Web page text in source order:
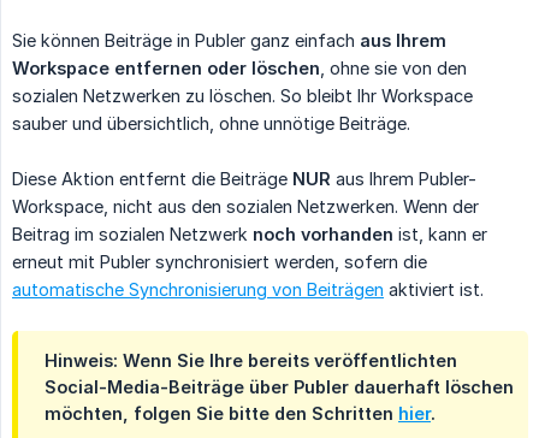
Sie können Beiträge in Publer ganz einfach aus Ihrem
Workspace entfernen oder löschen , ohne sie von den
sozialen Netzwerken zu löschen. So bleibt Ihr Workspace
sauber und übersichtlich, ohne unnötige Beiträge.
Diese Aktion entfernt die Beiträge NUR aus Ihrem Publer-
Workspace, nicht aus den sozialen Netzwerken. Wenn der
Beitrag im sozialen Netzwerk noch vorhanden ist, kann er
erneut mit Publer synchronisiert werden, sofern die
automatische Synchronisierung von Beiträgen aktiviert ist.
Hinweis: Wenn Sie Ihre bereits veröffentlichten
Social-Media-Beiträge über Publer dauerhaft löschen
möchten, folgen Sie bitte den Schritten hier.